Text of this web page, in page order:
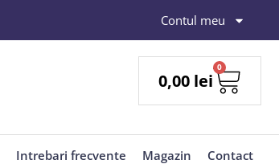
Contul meu
0,00 lei
0
Intrebari frecvente Magazin Contact